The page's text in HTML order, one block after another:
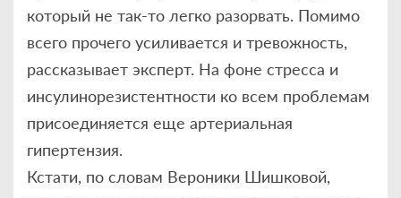
который не так-то легко разорвать. Помимо
всего прочего усиливается и тревожность,
рассказывает эксперт. На фоне стресса и
инсулинорезистентности ко всем проблемам
присоединяется еще артериальная
гипертензия.
Кстати, по словам Вероники Шишковой,